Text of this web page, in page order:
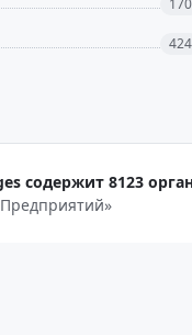
170
424
содержит 8123